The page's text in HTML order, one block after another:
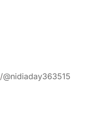
/@nidiaday363515